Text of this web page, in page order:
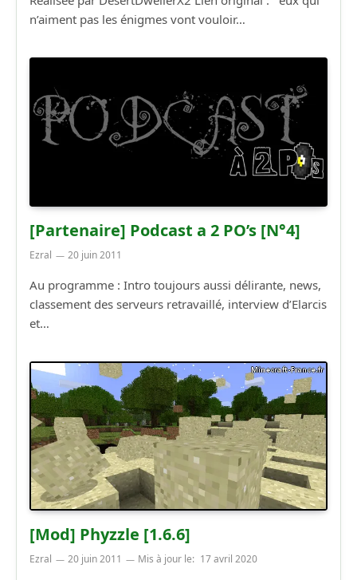
n’aiment pas les énigmes vont vouloir…
[Partenaire] Podcast a 2 PO’s [N°4]
Ezral 20 juin 2011
Au programme : Intro toujours aussi délirante, news,
classement des serveurs retravaillé, interview d’Elarcis
et…
[Mod] Phyzzle [1.6.6]
Ezral 20 juin 2011 Mis à jour le: 17 avril 2020